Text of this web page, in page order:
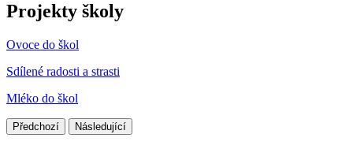
Projekty školy
Ovoce do škol
Sdílené radosti a strasti
Mléko do škol
Předchozí Následující